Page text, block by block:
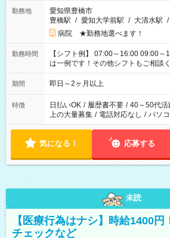
勤務地
愛知県豊橋市
豊橋駅 / 愛知大学前駅 / 大清水駅 /
病院 ★勤務地選べます！
勤務時間
【シフト例】 07:00～16:00 09:00～
は一例です！その他シフトもご相談
期間 即日～2ヶ月以上
特徴 日払いOK / 履歴書不要 / 40～50代活
上の大量募集 / 電話対応なし / パソ
気になる！ 応募する
未読
【医療行為はナシ】時給1400
チェックなど